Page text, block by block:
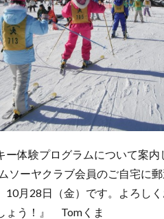
ー体験プログラムについて案
ソーヤクラブ会員のご自宅に
月28日（金）です。よろし
ょう！』 Tomくま